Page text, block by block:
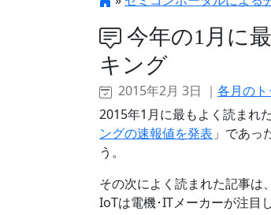
今年の1月に
キング
2015年2月 3日 ｜ 各月の
2015年1月に最もよく読まれ
ングの速報値を発表 」であっ
う。
その次によく読まれた記事は
IoTは電機･ITメーカーが注目